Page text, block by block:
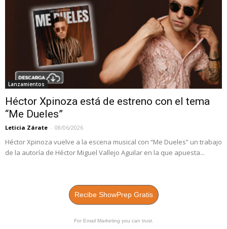
Lanzamientos
Héctor Xpinoza está de estreno con el tema
“Me Dueles”
Leticia Zárate - 08/06/2026
Héctor Xpinoza vuelve a la escena musical con “Me Dueles” un trabajo
de la autoría de Héctor Miguel Vallejo Aguilar en la que apuesta...
Recibe ShowPrep Gratis
For Email Marketing you can trust.